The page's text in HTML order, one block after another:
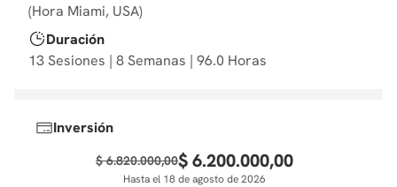
(Hora Miami, USA)
Duración
13 Sesiones | 8 Semanas | 96.0 Horas
Inversión
$ 6.820.000,00$6.200.000,00
Hasta el 18 de agosto de 2026